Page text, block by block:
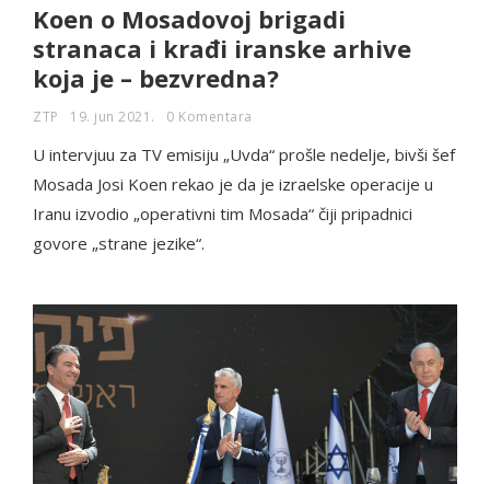
Koen o Mosadovoj brigadi
stranaca i krađi iranske arhive
koja je – bezvredna?
ZTP 19. jun 2021. 0 Komentara
U intervjuu za TV emisiju „Uvda“ prošle nedelje, bivši šef
Mosada Josi Koen rekao je da je izraelske operacije u
Iranu izvodio „operativni tim Mosada“ čiji pripadnici
govore „strane jezike“.